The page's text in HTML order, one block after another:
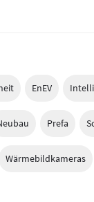
EnEV
Prefa
Wärmebildkameras